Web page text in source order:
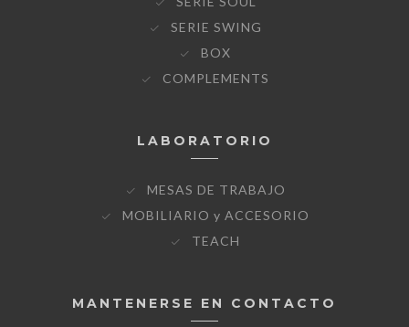
SERIE SWING
BOX
COMPLEMENTS
LABORATORIO
MESAS DE TRABAJO
MOBILIARIO y ACCESORIO
TEACH
MANTENERSE EN CONTACTO